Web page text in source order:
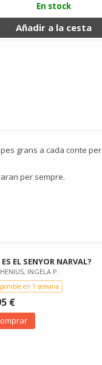
En stock
Añadir a la cesta
grans a cada conte per
per sempre.
EL SENYOR NARVAL?
INGELA P.
en 1 semana
€